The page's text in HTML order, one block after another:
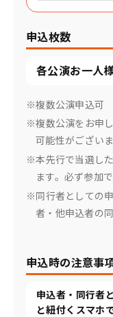
申込枚数
各公演お一人
※複数公演申込可
※複数公演をお申
可能性がございま
※本先行で当選し
ます。必ず参加
※同行者としての
者・他申込者の
申込時の注意事
申込者・同行者
と紐付くスマホ